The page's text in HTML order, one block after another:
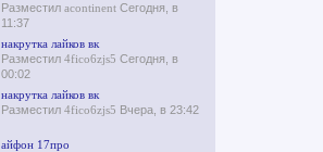
Разместил acontinent Сегодня, в
11:37
накрутка лайков вк
Разместил 4fico6zjs5 Сегодня, в
00:02
накрутка лайков вк
Разместил 4fico6zjs5 Вчера, в 23:42
айфон 17про